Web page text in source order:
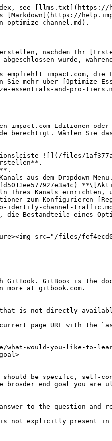
see [llms.txt](https://
optimize-channel.md).
erstellen, nachdem Ihr
wurde,
empfiehlt impact.com,
mehr über [Optimize
essentials-and-pro-
Editionen oder
berechtigt. Wählen Sie
![](/files/
aus dem Dropdown-Menü.
Ihres Kanals einrichten,
identify-channel-
die Bestandteile eines
GitBook. GitBook is the
at gitbook.com.
is not directly
current page URL with
what-would-you-like-to-
be specific, self-
broader end goal you
to the question and
is not explicitly